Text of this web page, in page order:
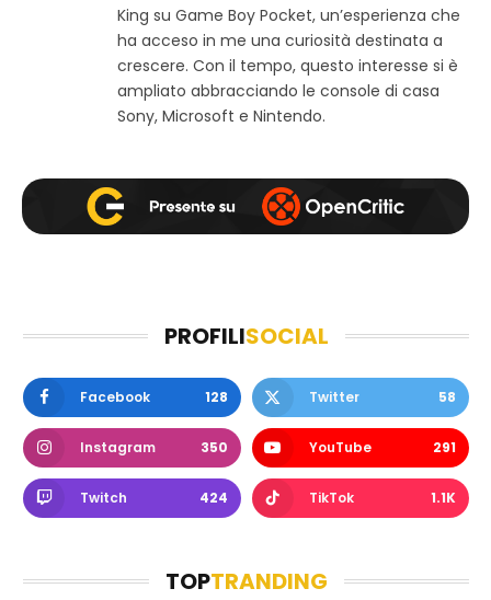
m
King su Game Boy Pocket, un’esperienza che
ha acceso in me una curiosità destinata a
crescere. Con il tempo, questo interesse si è
ampliato abbracciando le console di casa
Sony, Microsoft e Nintendo.
PROFILISOCIAL
Facebook 128 Twitter 58
Instagram 350 YouTube 291
Twitch 424 TikTok 1.1K
TOPTRANDING